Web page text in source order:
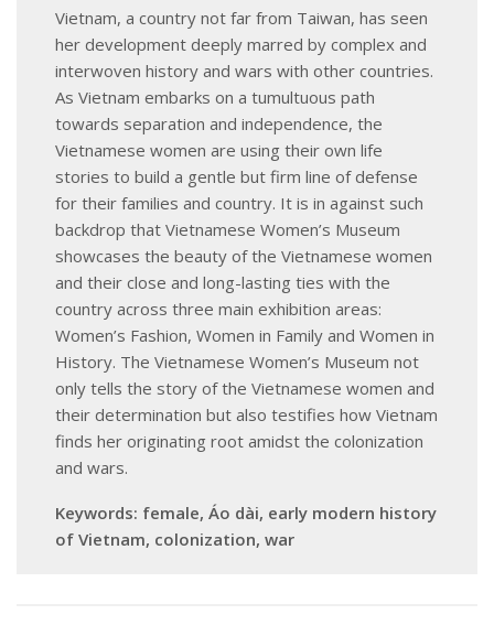
Vietnam, a country not far from Taiwan, has seen
her development deeply marred by complex and
interwoven history and wars with other countries.
As Vietnam embarks on a tumultuous path
towards separation and independence, the
Vietnamese women are using their own life
stories to build a gentle but firm line of defense
for their families and country. It is in against such
backdrop that Vietnamese Women’s Museum
showcases the beauty of the Vietnamese women
and their close and long-lasting ties with the
country across three main exhibition areas:
Women’s Fashion, Women in Family and Women in
History. The Vietnamese Women’s Museum not
only tells the story of the Vietnamese women and
their determination but also testifies how Vietnam
finds her originating root amidst the colonization
and wars.
Keywords: female, Áo dài, early modern history
of Vietnam, colonization, war